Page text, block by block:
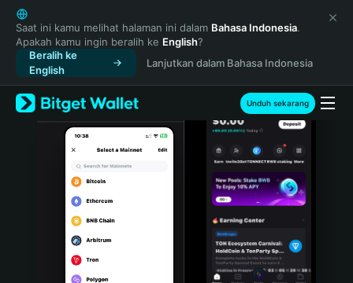
English
日本語
Tiếng Việt
Русский
Español (Latinoamérica)
Türkçe
Italiano
Português (Portugal)
Bahasa Indonesia
Saat ini kamu melihat halaman ini dalam Bahasa Indonesia.
Apakah kamu ingin beralih ke English?
Beralih ke
English
Lanjutkan dalam Bahasa Indonesia
Unduh sekarang